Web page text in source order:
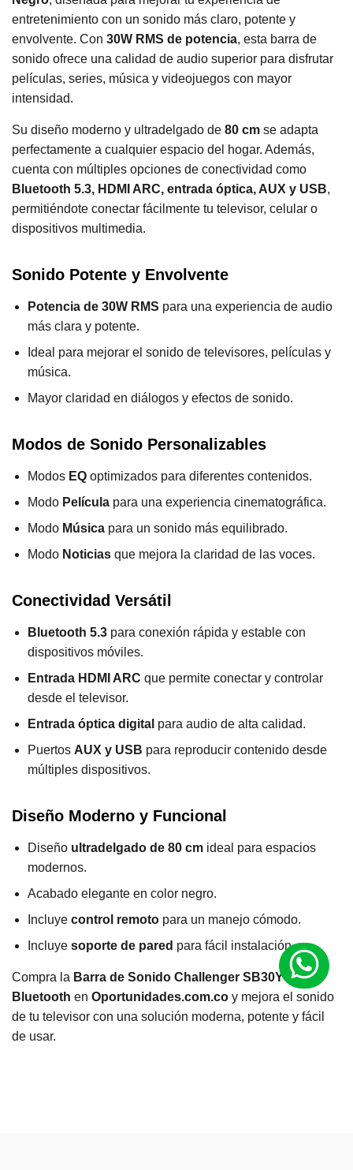
entretenimiento con un sonido más claro, potente y
envolvente. Con 30W RMS de potencia, esta barra de
sonido ofrece una calidad de audio superior para disfrutar
películas, series, música y videojuegos con mayor
intensidad.
Su diseño moderno y ultradelgado de 80 cm se adapta
perfectamente a cualquier espacio del hogar. Además,
cuenta con múltiples opciones de conectividad como
Bluetooth 5.3, HDMI ARC, entrada óptica, AUX y USB,
permitiéndote conectar fácilmente tu televisor, celular o
dispositivos multimedia.
Sonido Potente y Envolvente
Potencia de 30W RMS para una experiencia de audio
más clara y potente.
Ideal para mejorar el sonido de televisores, películas y
música.
Mayor claridad en diálogos y efectos de sonido.
Modos de Sonido Personalizables
Modos EQ optimizados para diferentes contenidos.
Modo Película para una experiencia cinematográfica.
Modo Música para un sonido más equilibrado.
Modo Noticias que mejora la claridad de las voces.
Conectividad Versátil
Bluetooth 5.3 para conexión rápida y estable con
dispositivos móviles.
Entrada HDMI ARC que permite conectar y controlar
desde el televisor.
Entrada óptica digital para audio de alta calidad.
Puertos AUX y USB para reproducir contenido desde
múltiples dispositivos.
Diseño Moderno y Funcional
Diseño ultradelgado de 80 cm ideal para espacios
modernos.
Acabado elegante en color negro.
Incluye control remoto para un manejo cómodo.
Incluye soporte de pared para fácil instalación.
Compra la Barra de Sonido Challenger SB30Y 30W
Bluetooth en Oportunidades.com.co y mejora el sonido
de tu televisor con una solución moderna, potente y fácil
de usar.